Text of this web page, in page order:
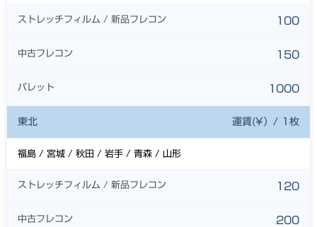
ストレッチフィルム / 新品フレコン 100
中古フレコン 150
パレット 1000
東北 運賃(¥）/ 1枚
福島 / 宮城 / 秋田 / 岩手 / 青森 / 山形
ストレッチフィルム / 新品フレコン 120
中古フレコン 200